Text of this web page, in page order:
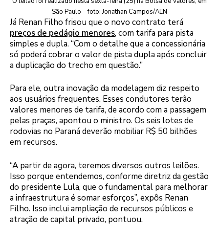
São Paulo – foto: Jonathan Campos/AEN
Já Renan Filho frisou que o novo contrato terá
preços de pedágio menores, com tarifa para pista
simples e dupla. “Com o detalhe que a concessionária
só poderá cobrar o valor de pista dupla após concluir
a duplicação do trecho em questão.”
Para ele, outra inovação da modelagem diz respeito
aos usuários frequentes. Esses condutores terão
valores menores de tarifa, de acordo com a passagem
pelas praças, apontou o ministro. Os seis lotes de
rodovias no Paraná deverão mobiliar R$ 50 bilhões
em recursos.
“A partir de agora, teremos diversos outros leilões.
Isso porque entendemos, conforme diretriz da gestão
do presidente Lula, que o fundamental para melhorar
a infraestrutura é somar esforços”, expôs Renan
Filho. Isso inclui ampliação de recursos públicos e
atração de capital privado, pontuou.